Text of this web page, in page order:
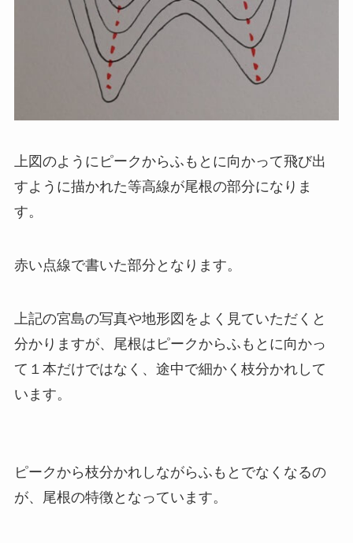
上図のようにピークからふもとに向かって飛び出
すように描かれた等高線が尾根の部分になりま
す。
赤い点線で書いた部分となります。
上記の宮島の写真や地形図をよく見ていただくと
分かりますが、尾根はピークからふもとに向かっ
て１本だけではなく、途中で細かく枝分かれして
います。
ピークから枝分かれしながらふもとでなくなるの
が、尾根の特徴となっています。